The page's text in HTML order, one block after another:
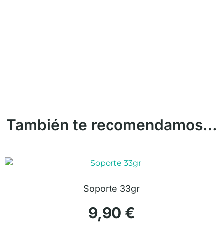
También te recomendamos…
Soporte 33gr
9,90 €